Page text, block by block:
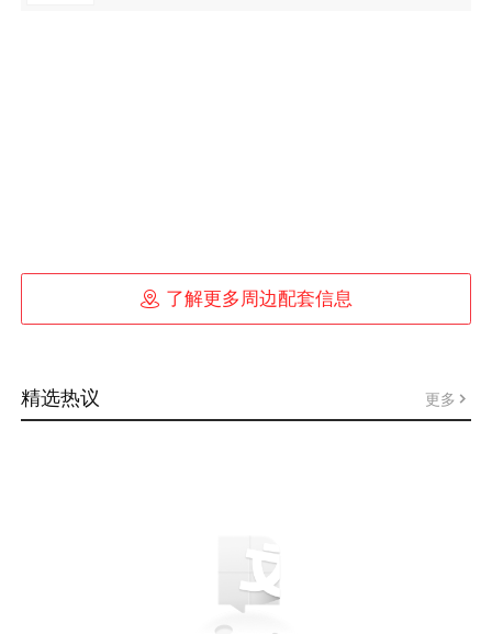
 了解更多周边配套信息
精选热议 更多